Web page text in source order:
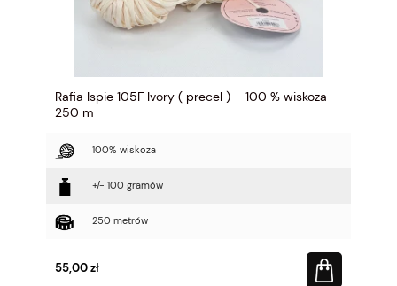
Rafia Ispie 105F Ivory ( precel ) – 100 % wiskoza
250 m
100% wiskoza
+/- 100 gramów
250 metrów
55,00 zł